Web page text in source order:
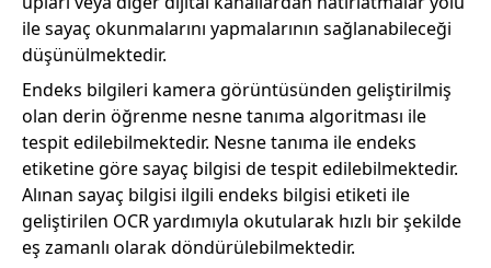
ile sayaç okunmalarını yapmalarının sağlanabileceği
düşünülmektedir.
Endeks bilgileri kamera görüntüsünden geliştirilmiş
olan derin öğrenme nesne tanıma algoritması ile
tespit edilebilmektedir. Nesne tanıma ile endeks
etiketine göre sayaç bilgisi de tespit edilebilmektedir.
Alınan sayaç bilgisi ilgili endeks bilgisi etiketi ile
geliştirilen OCR yardımıyla okutularak hızlı bir şekilde
eş zamanlı olarak döndürülebilmektedir.